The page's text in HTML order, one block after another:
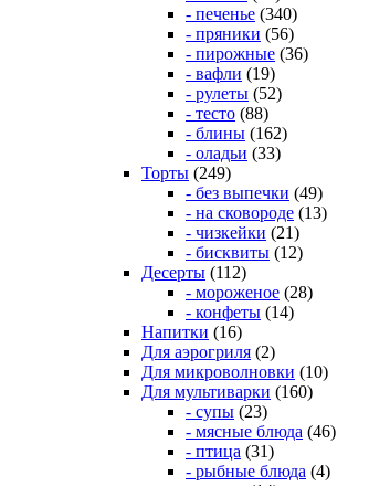
- печенье (340)
- пряники (56)
- пирожные (36)
- вафли (19)
- рулеты (52)
- тесто (88)
- блины (162)
- оладьи (33)
Торты (249)
- без выпечки (49)
- на сковороде (13)
- чизкейки (21)
- бисквиты (12)
Десерты (112)
- мороженое (28)
- конфеты (14)
Напитки (16)
Для аэрогриля (2)
Для микроволновки (10)
Для мультиварки (160)
- супы (23)
- мясные блюда (46)
- птица (31)
- рыбные блюда (4)